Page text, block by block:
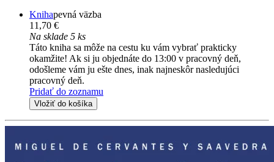
Knihapevná väzba
11,70 €
Na sklade 5 ks
Táto kniha sa môže na cestu ku vám vybrať prakticky
okamžite! Ak si ju objednáte do 13:00 v pracovný deň,
odošleme vám ju ešte dnes, inak najneskôr nasledujúci
pracovný deň.
Pridať do zoznamu
Vložiť do košíka